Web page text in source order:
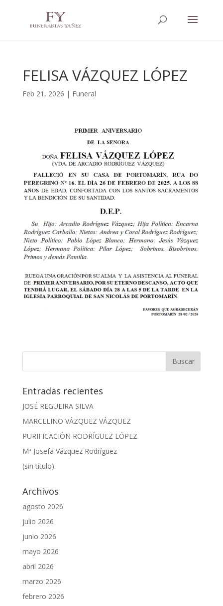
FELISA VÁZQUEZ LÓPEZ
Feb 21, 2026 | Funeral
Entradas recientes
JOSÉ REGUEIRA SILVA
MARCELINO VÁZQUEZ VÁZQUEZ
PURIFICACIÓN RODRÍGUEZ LÓPEZ
Mª Josefa Vázquez Rodríguez
(sin título)
Archivos
agosto 2026
julio 2026
junio 2026
mayo 2026
abril 2026
marzo 2026
febrero 2026